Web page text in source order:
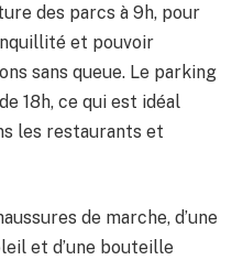
des parcs à 9h, pour
et pouvoir
sans queue. Le parking
18h, ce qui est idéal
les restaurants et
de marche, d’une
et d’une bouteille